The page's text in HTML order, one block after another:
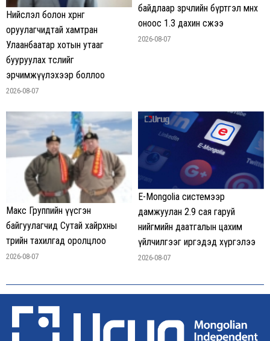
Нийслэл болон хөрөнгө
оруулагчидтай хамтран
Улаанбаатар хотын утааг
бууруулах төслийг
эрчимжүүлэхээр боллоо
2026-08-07
байдлаар зөрчлийн бүртгэл өмнөх
оноос 1.3 дахин өсжээ
2026-08-07
Макс Группийн үүсгэн
байгуулагчид Сутай хайрхны
төрийн тахилгад оролцлоо
2026-08-07
E-Mongolia системээр
дамжуулан 2.9 сая гаруй
нийгмийн даатгалын цахим
үйлчилгээг иргэдэд хүргэлээ
2026-08-07